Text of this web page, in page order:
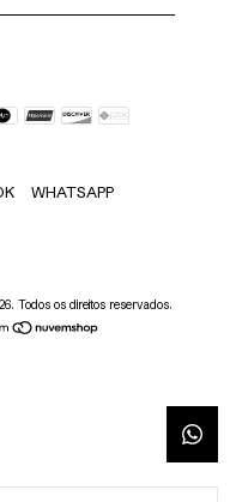
WHATSAPP
Todos os direitos reservados.